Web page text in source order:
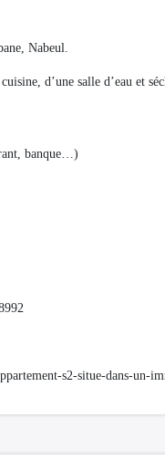
Nabeul.
d’une salle d’eau et
banque…)
s2-situe-dans-un-